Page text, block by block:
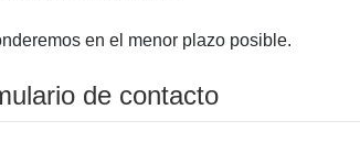
en el menor plazo posible.
de contacto